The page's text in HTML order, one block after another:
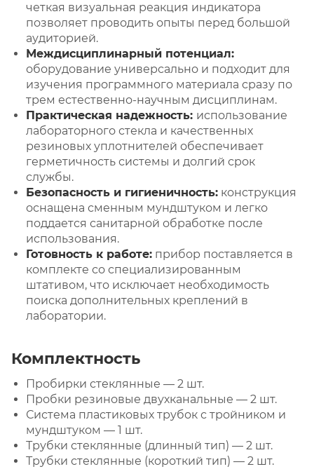
четкая визуальная реакция индикатора
позволяет проводить опыты перед большой
аудиторией.
Междисциплинарный потенциал:
оборудование универсально и подходит для
изучения программного материала сразу по
трем естественно-научным дисциплинам.
Практическая надежность: использование
лабораторного стекла и качественных
резиновых уплотнителей обеспечивает
герметичность системы и долгий срок
службы.
Безопасность и гигиеничность: конструкция
оснащена сменным мундштуком и легко
поддается санитарной обработке после
использования.
Готовность к работе: прибор поставляется в
комплекте со специализированным
штативом, что исключает необходимость
поиска дополнительных креплений в
лаборатории.
Комплектность
Пробирки стеклянные — 2 шт.
Пробки резиновые двухканальные — 2 шт.
Система пластиковых трубок с тройником и
мундштуком — 1 шт.
Трубки стеклянные (длинный тип) — 2 шт.
Трубки стеклянные (короткий тип) — 2 шт.